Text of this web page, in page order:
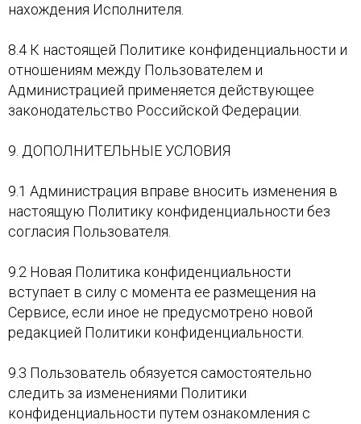
нахождения Исполнителя.
8.4 К настоящей Политике конфиденциальности и
отношениям между Пользователем и
Администрацией применяется действующее
законодательство Российской Федерации.
9. ДОПОЛНИТЕЛЬНЫЕ УСЛОВИЯ
9.1 Администрация вправе вносить изменения в
настоящую Политику конфиденциальности без
согласия Пользователя.
9.2 Новая Политика конфиденциальности
вступает в силу с момента ее размещения на
Сервисе, если иное не предусмотрено новой
редакцией Политики конфиденциальности.
9.3 Пользователь обязуется самостоятельно
следить за изменениями Политики
конфиденциальности путем ознакомления с